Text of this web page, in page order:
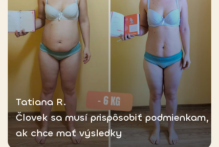
Tatiana R.
Človek sa musí prispôsobiť podmienkam,
ak chce mať výsledky